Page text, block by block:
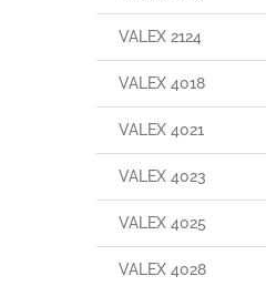
VALEX 2124
VALEX 4018
VALEX 4021
VALEX 4023
VALEX 4025
VALEX 4028